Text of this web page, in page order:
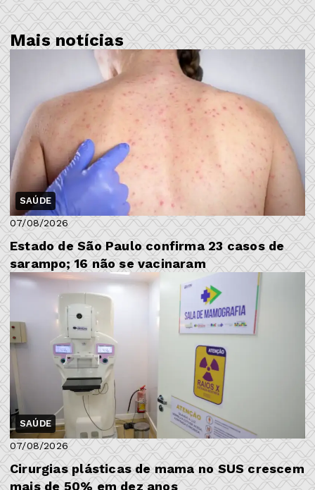
Mais notícias
SAÚDE
07/08/2026
Estado de São Paulo confirma 23 casos de
sarampo; 16 não se vacinaram
SAÚDE
07/08/2026
Cirurgias plásticas de mama no SUS crescem
mais de 50% em dez anos